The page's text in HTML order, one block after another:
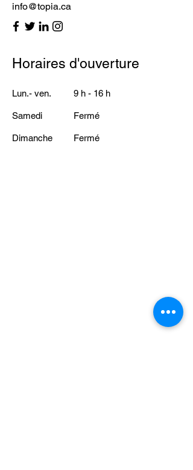
info@topia.ca
Horaires d'ouverture
Lun.- ven. 9 h - 16 h
Samedi Fermé
​Dimanche Fermé